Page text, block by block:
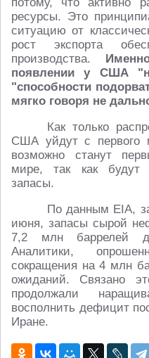
ресурсы. Это
ситуацию от
рост экспорта
производства.
появлении у США
"способности
мягко говоря не
Как только
США уйдут с первого
возможно станут
мире, так как будут
запасы.
По данным EIA,
июня, запасы сырой
7,2 млн баррелей
Аналитики,
сокращения на 4 млн
ожиданий. Связано
продолжали
восполнить дефицит
Иране.